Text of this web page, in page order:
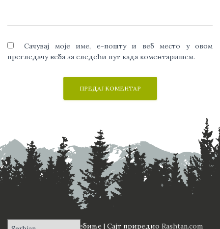
Сачувај моје име, е-пошту и веб место у овом
прегледачу веба за следећи пут када коментаришем.
ПД "Вучји Зуб" Требиње | Сајт приредио Rashtan.com